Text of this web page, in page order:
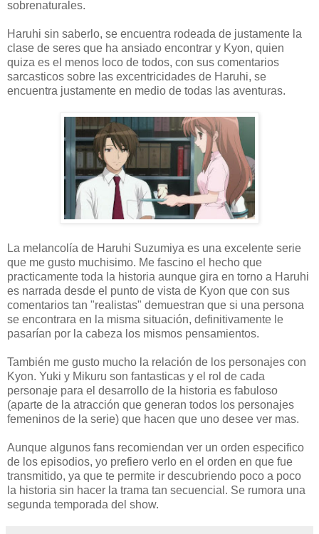
sobrenaturales.
Haruhi sin saberlo, se encuentra rodeada de justamente la
clase de seres que ha ansiado encontrar y Kyon, quien
quiza es el menos loco de todos, con sus comentarios
sarcasticos sobre las excentricidades de Haruhi, se
encuentra justamente en medio de todas las aventuras.
La melancolía de Haruhi Suzumiya es una excelente serie
que me gusto muchisimo. Me fascino el hecho que
practicamente toda la historia aunque gira en torno a Haruhi
es narrada desde el punto de vista de Kyon que con sus
comentarios tan "realistas" demuestran que si una persona
se encontrara en la misma situación, definitivamente le
pasarían por la cabeza los mismos pensamientos.
También me gusto mucho la relación de los personajes con
Kyon. Yuki y Mikuru son fantasticas y el rol de cada
personaje para el desarrollo de la historia es fabuloso
(aparte de la atracción que generan todos los personajes
femeninos de la serie) que hacen que uno desee ver mas.
Aunque algunos fans recomiendan ver un orden especifico
de los episodios, yo prefiero verlo en el orden en que fue
transmitido, ya que te permite ir descubriendo poco a poco
la historia sin hacer la trama tan secuencial. Se rumora una
segunda temporada del show.